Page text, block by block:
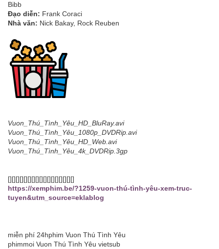
Bibb
Đạo diễn: Frank Coraci
Nhà văn: Nick Bakay, Rock Reuben
Vuon_Thú_Tình_Yêu_HD_BluRay.avi
Vuon_Thú_Tình_Yêu_1080p_DVDRip.avi
Vuon_Thú_Tình_Yêu_HD_Web.avi
Vuon_Thú_Tình_Yêu_4k_DVDRip.3gp
[][][][][][][][][][][][][][][][][]
https://xemphim.be/?1259-vuon-thú-tình-yêu-xem-truc-
tuyen&utm_source=eklablog
miễn phí 24hphim Vuon Thú Tình Yêu
phimmoi Vuon Thú Tình Yêu vietsub